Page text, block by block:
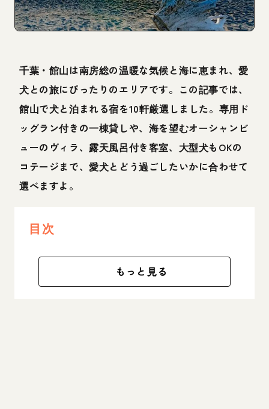
千葉・館山は南房総の温暖な気候と海に恵まれ、愛
犬との旅にぴったりのエリアです。この記事では、
館山で犬と泊まれる宿を10軒厳選しました。専用ド
ッグラン付きの一棟貸しや、海を望むオーシャンビ
ューのヴィラ、露天風呂付き客室、大型犬もOKの
コテージまで、愛犬とどう過ごしたいかに合わせて
選べますよ。
目次
もっと見る